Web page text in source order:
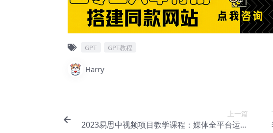
GPT GPT教程
Harry
上一篇
2023易思中视频项目教学课程：媒体全平台运营